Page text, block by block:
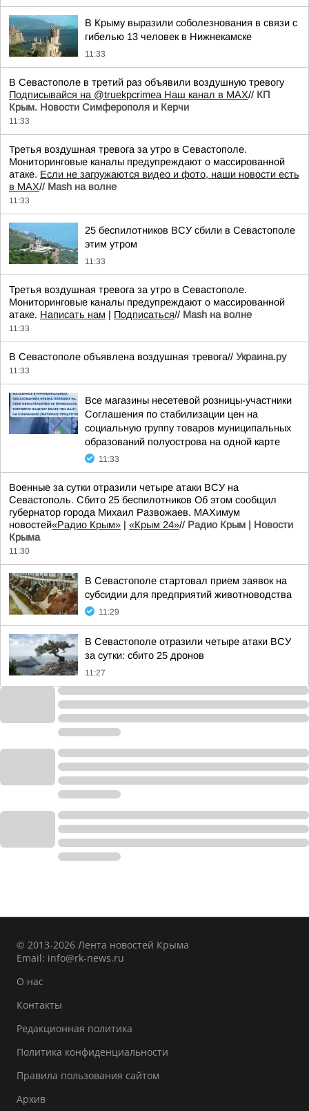
В Крыму выразили соболезнования в связи с
гибелью 13 человек в Нижнекамске
11:33
В Севастополе в третий раз объявили воздушную тревогу
Подписывайся на @truekpcrimea Наш канал в MAX// КП
Крым. Новости Симферополя и Керчи
11:33
Третья воздушная тревога за утро в Севастополе.
Мониторинговые каналы предупреждают о массированной
атаке. Если не загружаются видео и фото, наши новости есть
в MAX// Mash на волне
11:33
25 беспилотников ВСУ сбили в Севастополе
этим утром
11:33
Третья воздушная тревога за утро в Севастополе.
Мониторинговые каналы предупреждают о массированной
атаке. Написать нам | Подписаться// Mash на волне
11:33
В Севастополе объявлена воздушная тревога// Украина.ру
11:33
Все магазины несетевой розницы-участники
Соглашения по стабилизации цен на
социальную группу товаров муниципальных
образований полуострова на одной карте
11:33
Военные за сутки отразили четыре атаки ВСУ на
Севастополь. Сбито 25 беспилотников Об этом сообщил
губернатор города Михаил Развожаев. MAXимум
новостей«Радио Крым» | «Крым 24»// Радио Крым | Новости
Крыма
11:30
В Севастополе стартовал прием заявок на
субсидии для предприятий животноводства
11:29
В Севастополе отразили четыре атаки ВСУ
за сутки: сбито 25 дронов
11:27
© 2013-2026 Лента новостей Крыма
Email: info@rk-news.ru
О нас
Контакты
Редакционная политика
Политика конфиденциальности
Правила пользования сайтом
Архив